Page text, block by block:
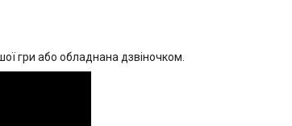
гри або обладнана дзвіночком.